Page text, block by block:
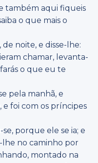
também aqui fiqueis
o que mais o
de noite, e disse-lhe:
chamar, levanta-
o que eu te
pela manhã, e
foi com os príncipes
porque ele se ia; e
lhe no caminho por
montado na